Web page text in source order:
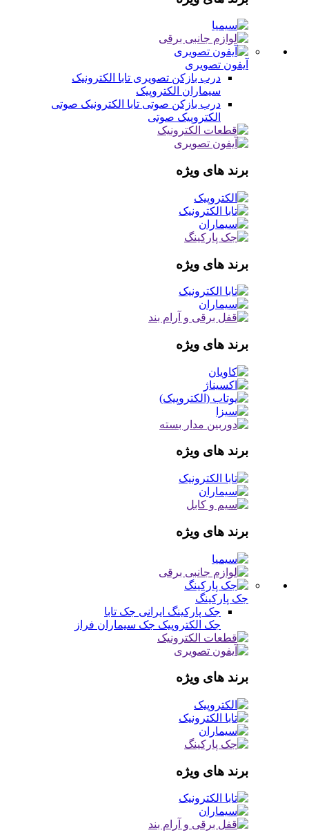
آیفون تصویری
درب بازکن تصویری تابا الکترونیک
سیماران الکتروپیک
درب بازکن صوتی تابا الکترونیک صوتی
الکتروپیک صوتی
برند های ویژه
برند های ویژه
برند های ویژه
برند های ویژه
برند های ویژه
جک پارکینگ
جک پارکینگ ایرانی جک تابا
جک الکتروپیک جک سیماران فراز
برند های ویژه
برند های ویژه